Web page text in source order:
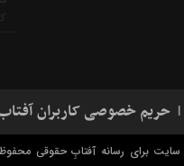
حریم خصوصی کاربران
برای رسانه آفتابِ حقوقی